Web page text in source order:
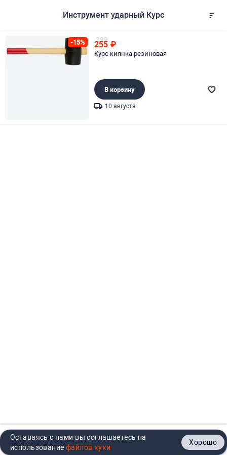
Главная Каталог Кабинет Контакты
Инструмент ударный Курс
-15% 299
255 ₽
Курс киянка резиновая
В корзину
10 августа
Оставаясь с нами вы соглашаетесь на
использование
Хорошо